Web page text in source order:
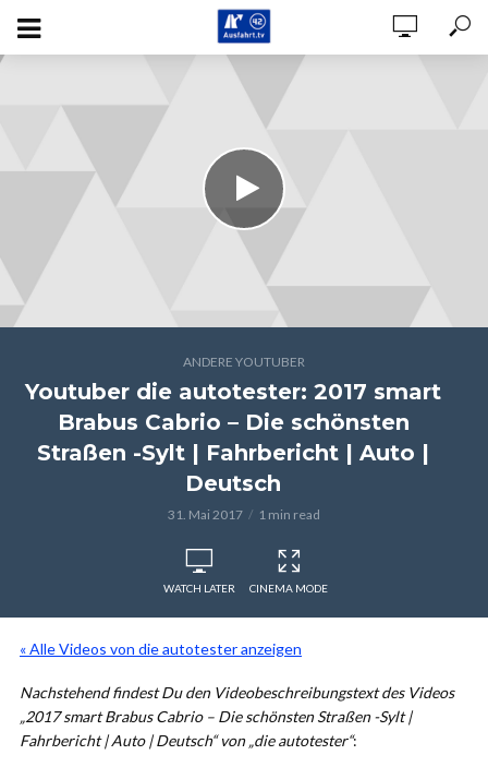
ANDERE YOUTUBER
Youtuber die autotester: 2017 smart
Brabus Cabrio – Die schönsten
Straßen -Sylt | Fahrbericht | Auto |
Deutsch
31. Mai 2017 1 min read
WATCH LATER CINEMA MODE
« Alle Videos von die autotester anzeigen
Nachstehend findest Du den Videobeschreibungstext des Videos
„2017 smart Brabus Cabrio – Die schönsten Straßen -Sylt |
Fahrbericht | Auto | Deutsch“ von „die autotester“: